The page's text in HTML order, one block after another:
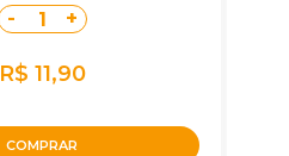
- 1 +
R$ 11,90
COMPRAR